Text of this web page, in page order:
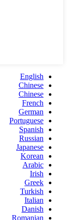
English
Chinese
Chinese
French
German
Portuguese
Spanish
Russian
Japanese
Korean
Arabic
Irish
Greek
Turkish
Italian
Danish
Romanian